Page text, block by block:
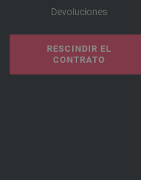
Devoluciones
RESCINDIR EL
CONTRATO